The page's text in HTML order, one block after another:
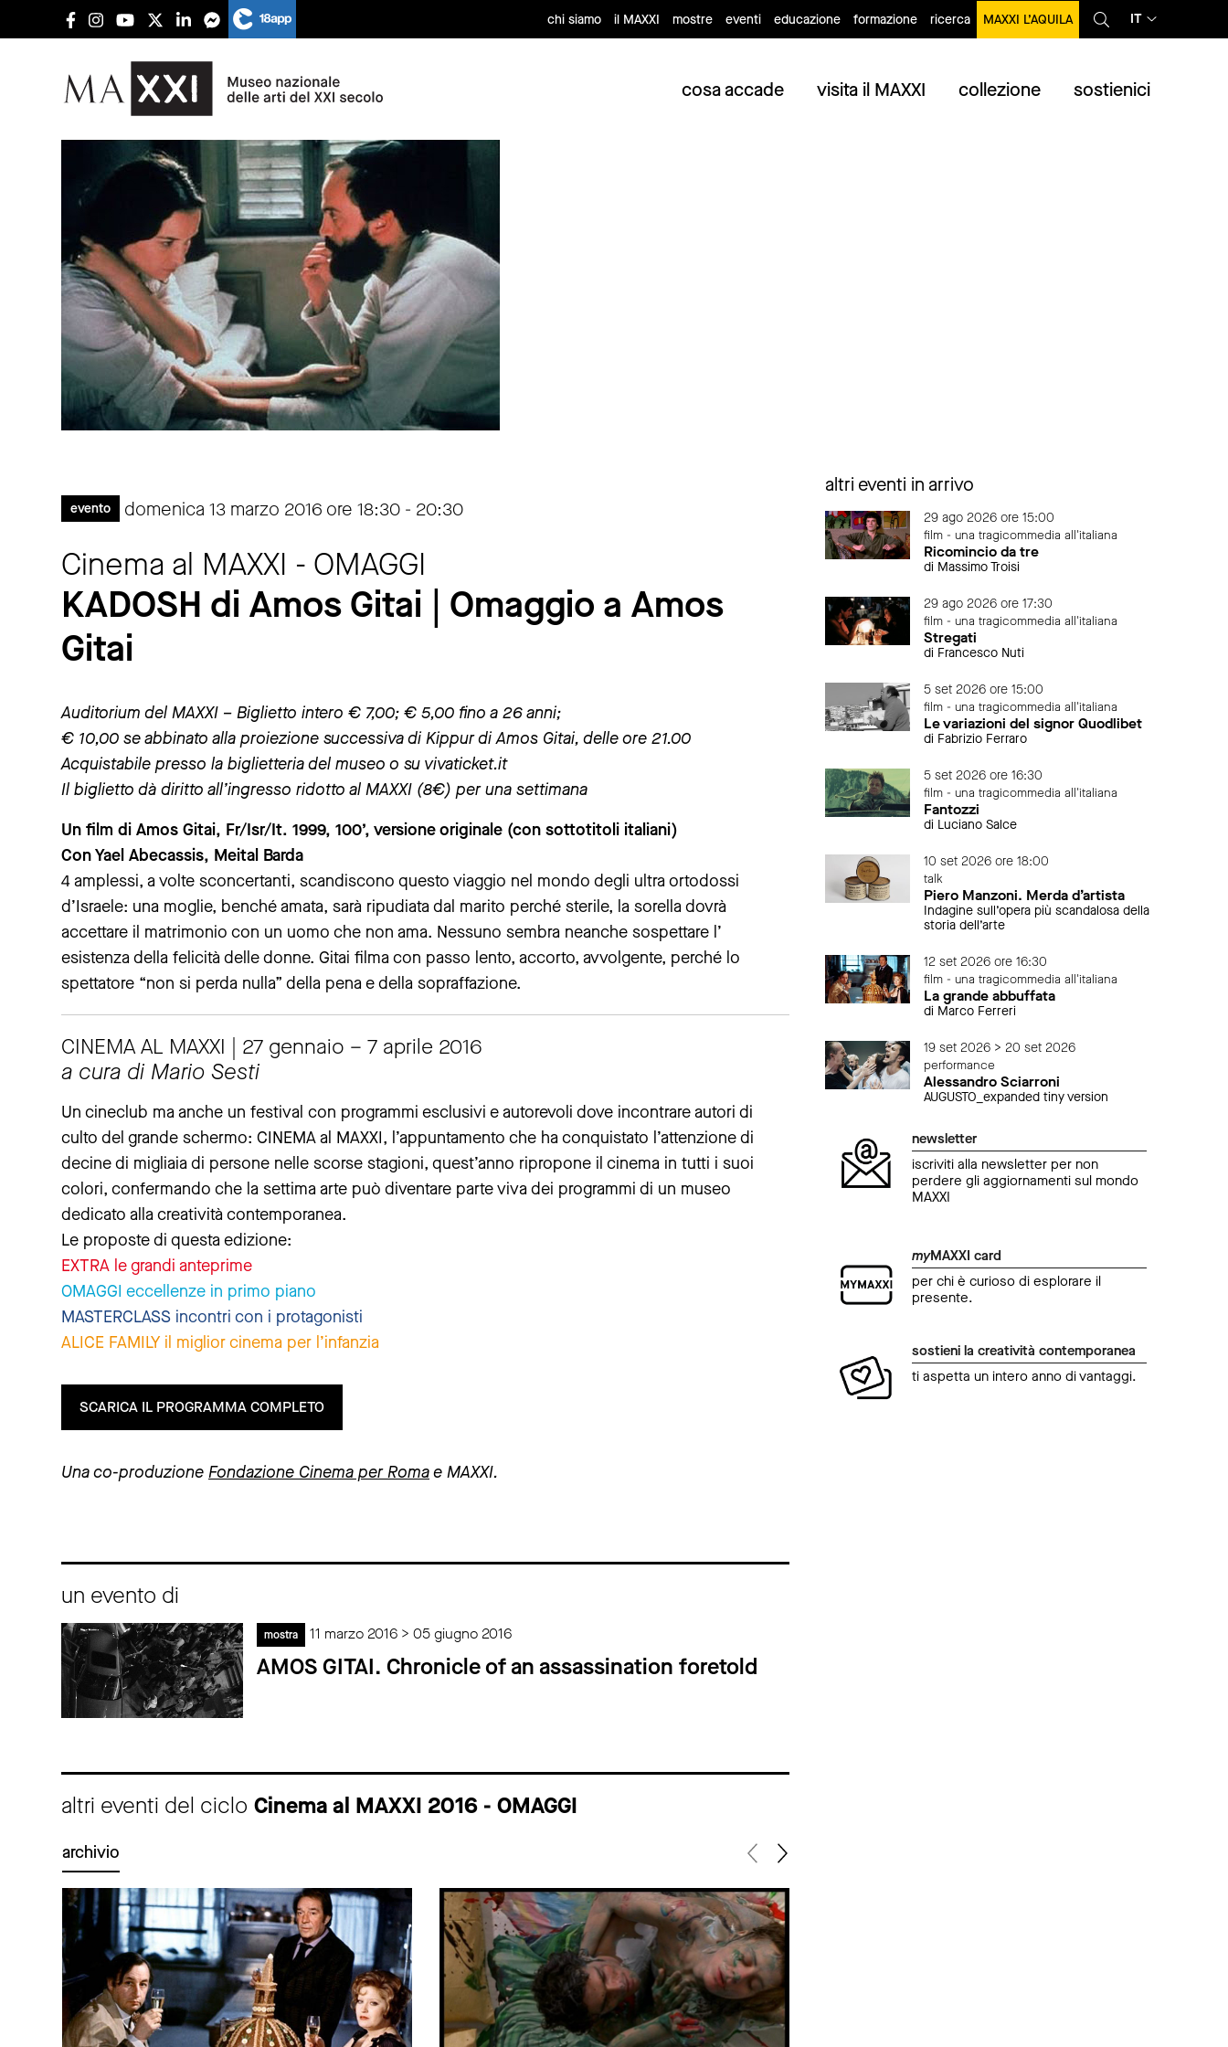
chi siamo il MAXXI mostre eventi educazione formazione ricerca MAXXI L’AQUILA IT
cosa accade visita il MAXXI collezione sostienici
evento domenica 13 marzo 2016 ore 18:30 - 20:30
Cinema al MAXXI - OMAGGI
KADOSH di Amos Gitai | Omaggio a Amos
Gitai
Auditorium del MAXXI – Biglietto intero € 7,00; € 5,00 fino a 26 anni;
€ 10,00 se abbinato alla proiezione successiva di Kippur di Amos Gitai, delle ore 21.00
Acquistabile presso la biglietteria del museo o su vivaticket.it
Il biglietto dà diritto all’ingresso ridotto al MAXXI (8€) per una settimana
Un film di Amos Gitai, Fr/Isr/It. 1999, 100’, versione originale (con sottotitoli italiani)
Con Yael Abecassis, Meital Barda
4 amplessi, a volte sconcertanti, scandiscono questo viaggio nel mondo degli ultra ortodossi
d’Israele: una moglie, benché amata, sarà ripudiata dal marito perché sterile, la sorella dovrà
accettare il matrimonio con un uomo che non ama. Nessuno sembra neanche sospettare l’
esistenza della felicità delle donne. Gitai filma con passo lento, accorto, avvolgente, perché lo
spettatore “non si perda nulla” della pena e della sopraffazione.
CINEMA AL MAXXI | 27 gennaio – 7 aprile 2016
a cura di Mario Sesti
Un cineclub ma anche un festival con programmi esclusivi e autorevoli dove incontrare autori di
culto del grande schermo: CINEMA al MAXXI, l’appuntamento che ha conquistato l’attenzione di
decine di migliaia di persone nelle scorse stagioni, quest’anno ripropone il cinema in tutti i suoi
colori, confermando che la settima arte può diventare parte viva dei programmi di un museo
dedicato alla creatività contemporanea.
Le proposte di questa edizione:
EXTRA le grandi anteprime
OMAGGI eccellenze in primo piano
MASTERCLASS incontri con i protagonisti
ALICE FAMILY il miglior cinema per l’infanzia
SCARICA IL PROGRAMMA COMPLETO
Una co-produzione Fondazione Cinema per Romae MAXXI.
un evento di
mostra 11 marzo 2016 > 05 giugno 2016
AMOS GITAI. Chronicle of an assassination foretold
altri eventi del ciclo Cinema al MAXXI 2016 - OMAGGI
archivio
altri eventi in arrivo
29 ago 2026 ore 15:00
film - una tragicommedia all'italiana
Ricomincio da tre
di Massimo Troisi
29 ago 2026 ore 17:30
film - una tragicommedia all'italiana
Stregati
di Francesco Nuti
5 set 2026 ore 15:00
film - una tragicommedia all'italiana
Le variazioni del signor Quodlibet
di Fabrizio Ferraro
5 set 2026 ore 16:30
film - una tragicommedia all'italiana
Fantozzi
di Luciano Salce
10 set 2026 ore 18:00
talk
Piero Manzoni. Merda d’artista
Indagine sull’opera più scandalosa della
storia dell’arte
12 set 2026 ore 16:30
film - una tragicommedia all'italiana
La grande abbuffata
di Marco Ferreri
19 set 2026 > 20 set 2026
performance
Alessandro Sciarroni
AUGUSTO_expanded tiny version
newsletter
iscriviti alla newsletter per non
perdere gli aggiornamenti sul mondo
MAXXI
myMAXXI card
per chi è curioso di esplorare il
presente.
sostieni la creatività contemporanea
ti aspetta un intero anno di vantaggi.